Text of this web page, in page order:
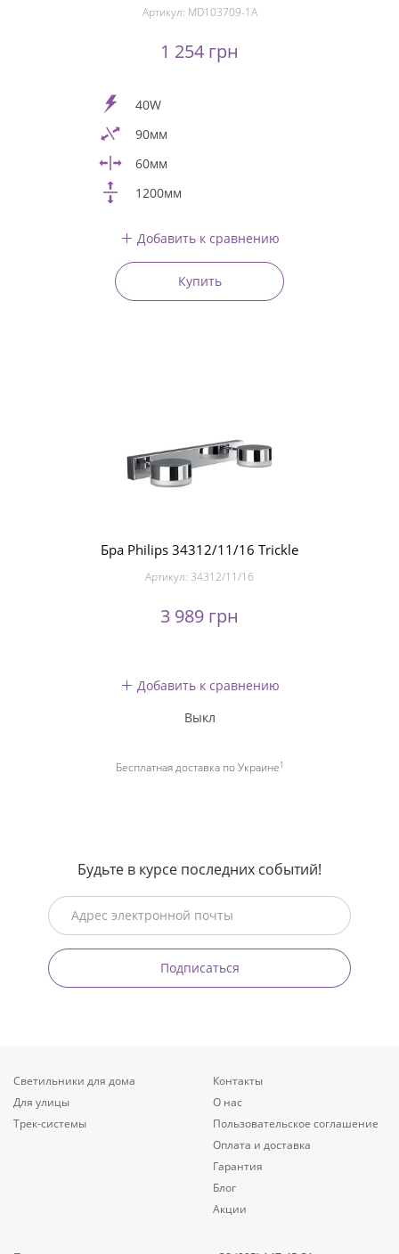
Артикул: MD103709-1A
1 254 грн
40W
90мм
60мм
1200мм
Добавить к сравнению
Купить
Бра Philips 34312/11/16 Trickle
Артикул: 34312/11/16
3 989 грн
Добавить к сравнению
Выкл
Бесплатная доставка по Украине1
Будьте в курсе последних событий!
Подписаться
Светильники для дома
Для улицы
Трек-системы
Контакты
О нас
Пользовательское соглашение
Оплата и доставка
Гарантия
Блог
Акции